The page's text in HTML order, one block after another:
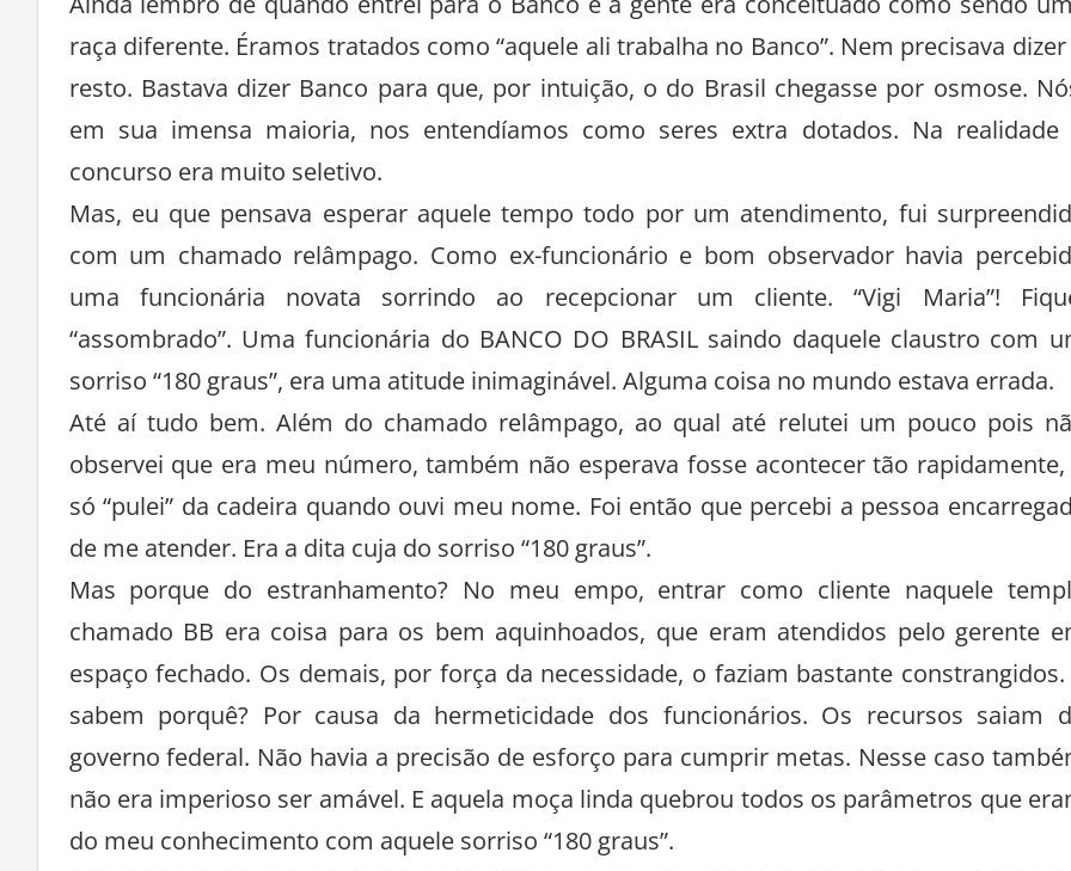
Ainda lembro de quando entrei para o Banco e a gente era conceituado como sendo
raça diferente. Éramos tratados como “aquele ali trabalha no Banco”. Nem precisava
resto. Bastava dizer Banco para que, por intuição, o do Brasil chegasse por osmose.
em sua imensa maioria, nos entendíamos como seres extra dotados. Na realidade
concurso era muito seletivo.
Mas, eu que pensava esperar aquele tempo todo por um atendimento, fui
com um chamado relâmpago. Como ex-funcionário e bom observador havia
uma funcionária novata sorrindo ao recepcionar um cliente. “Vigi Maria”!
“assombrado”. Uma funcionária do BANCO DO BRASIL saindo daquele claustro com
sorriso “180 graus”, era uma atitude inimaginável. Alguma coisa no mundo estava errada.
Até aí tudo bem. Além do chamado relâmpago, ao qual até relutei um pouco pois
observei que era meu número, também não esperava fosse acontecer tão rapidamente,
só “pulei” da cadeira quando ouvi meu nome. Foi então que percebi a pessoa
de me atender. Era a dita cuja do sorriso “180 graus”.
Mas porque do estranhamento? No meu empo, entrar como cliente naquele
chamado BB era coisa para os bem aquinhoados, que eram atendidos pelo gerente
espaço fechado. Os demais, por força da necessidade, o faziam bastante constrangidos.
sabem porquê? Por causa da hermeticidade dos funcionários. Os recursos saiam
governo federal. Não havia a precisão de esforço para cumprir metas. Nesse caso
não era imperioso ser amável. E aquela moça linda quebrou todos os parâmetros que
do meu conhecimento com aquele sorriso “180 graus”.